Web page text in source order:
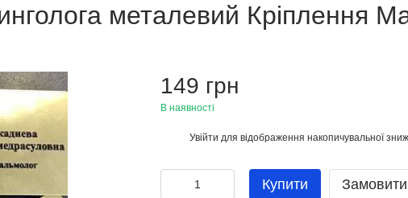
металевий Кріплення
149 грн
В наявності
Увійти для відображення накопичувальної
Купити